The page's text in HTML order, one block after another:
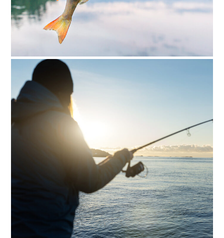
The perch caught on a
bait. Fishing on the river.
The perch caught on a bait. Fishing on
the river.